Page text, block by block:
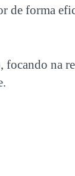
de forma
focando na